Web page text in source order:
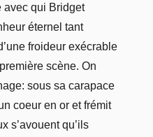
avec qui Bridget
éternel tant
froideur exécrable
scène. On
sous sa carapace
coeur en or et frémit
s’avouent qu’ils